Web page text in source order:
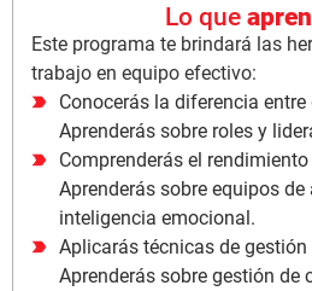
Lo que
Este programa te brindará las
trabajo en equipo efectivo:
Conocerás la diferencia
Aprenderás sobre roles y
Comprenderás el
Aprenderás sobre equipos
inteligencia emocional.
Aplicarás técnicas de gestión
Aprenderás sobre gestión de